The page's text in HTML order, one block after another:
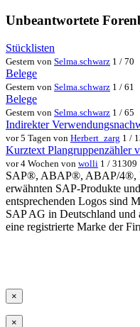
Unbeantwortete
Stücklisten
Gestern von Selma.schwarz 1 / 70
Belege
Gestern von Selma.schwarz 1 / 61
Belege
Gestern von Selma.schwarz 1 / 65
Indirekter
vor 5 Tagen von Herbert_zarg 1 /
Kurztext Plangruppenzähler
vor 4 Wochen von wolli 1 / 31309
SAP®, ABAP®, ABAP/4®,
erwähnten SAP-Produkte
entsprechenden Logos sind
SAP AG in Deutschland
eine registrierte Marke der
×
×